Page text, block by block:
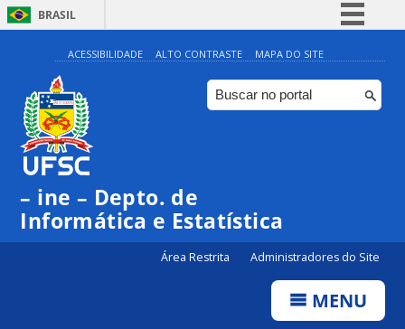
BRASIL
Simplifique!
Comunica BR
Participe
ACESSIBILIDADE ALTO CONTRASTE MAPA DO SITE
– ine – Depto. de
Informática e Estatística
Área Restrita Administradores do Site
MENU